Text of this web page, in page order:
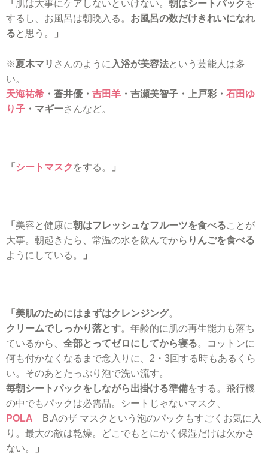
「 肌は大事にケアしないといけない。 朝はシートパック を
するし、お風呂は朝晩入る。 お風呂の数だけきれいになれ
る と思う。 」
※夏木マリ さんのように 入浴が美容法という芸能人は多
い。
天海祐希 ・蒼井優・ 吉田羊 ・吉瀬美智子・上戸彩・ 石田ゆ
り子 ・マギーさんなど。
「 シートマスク をする。 」
「 美容と健康に朝はフレッシュなフルーツを食べることが
大事。朝起きたら、常温の水を飲んでから りんごを食べる
ようにしている。
」
「美肌のためにはまずはクレンジング。
クリームでしっかり落とす。年齢的に肌の再生能力も落ち
ているから、 全部とってゼロにしてから寝る。コットンに
何も付かなくなるまで念入りに、2・3回する時もあるくら
い。そのあとたっぷり泡で洗い流す。
毎朝シートパックをしながら出掛ける準備をする。飛行機
の中でもパックは必需品。シートじゃないマスク、
POLA B.Aのザ マスクという泡のパックもすごくお気に入
り。最大の敵は乾燥。どこでもとにかく保湿だけは欠かさ
ない。
」